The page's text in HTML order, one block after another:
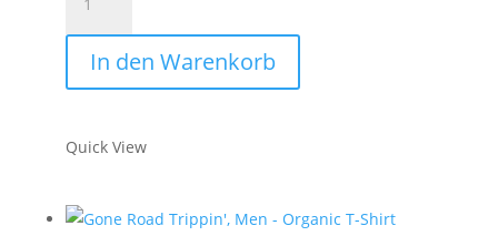
Vibes
Only,
Men
T-
Menge
In den Warenkorb
Quick View